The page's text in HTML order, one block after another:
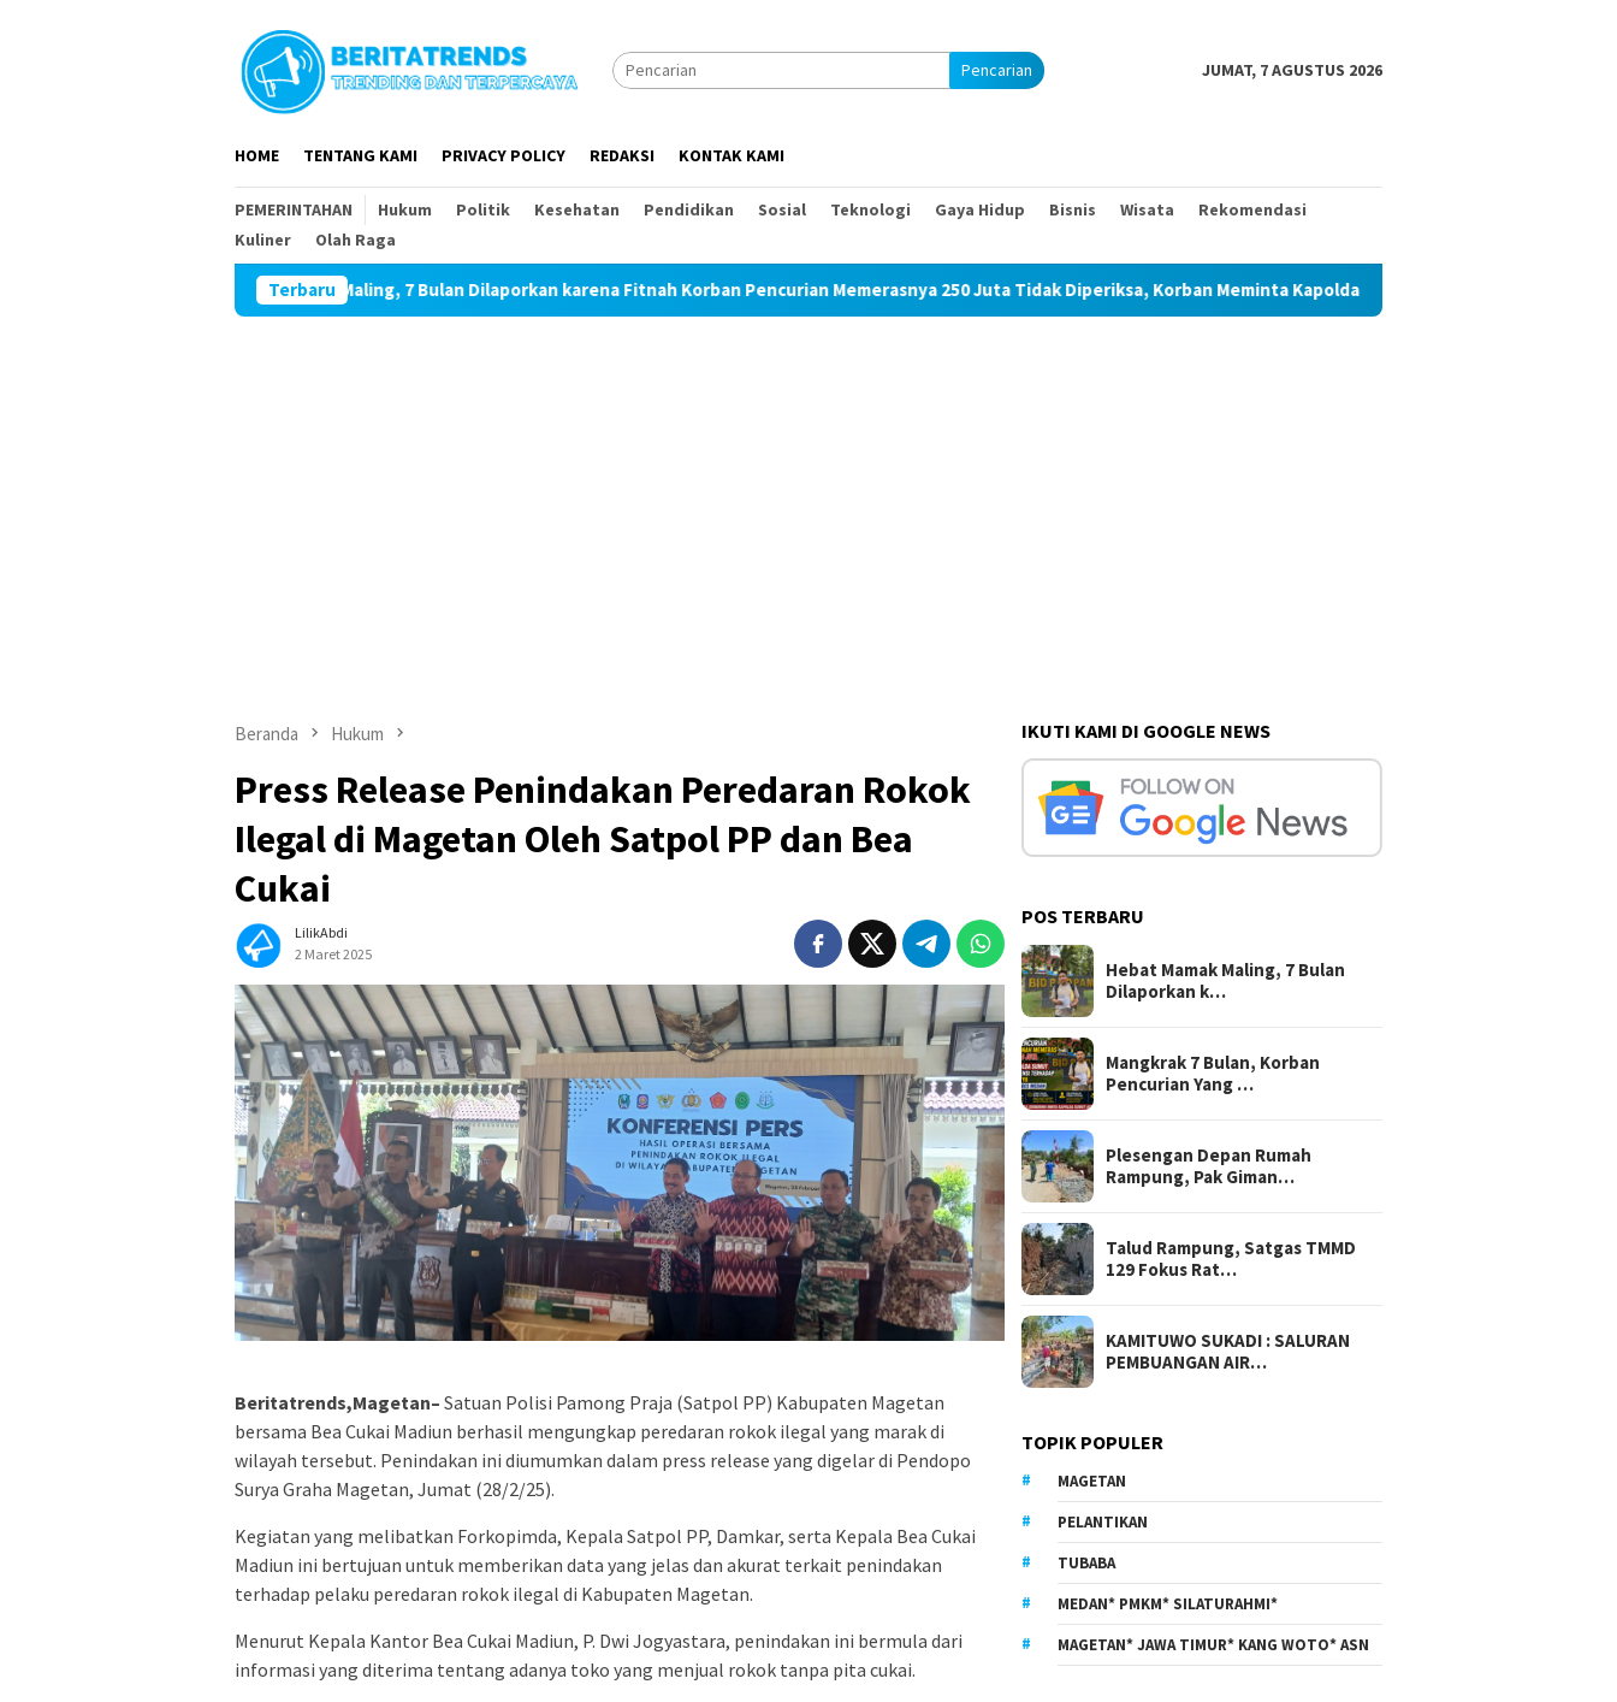
Pencarian JUMAT, 7 AGUSTUS 2026
HOME TENTANG KAMI PRIVACY POLICY REDAKSI KONTAK KAMI
PEMERINTAHAN Hukum Politik Kesehatan Pendidikan Sosial Teknologi Gaya Hidup Bisnis Wisata
Rekomendasi
Kuliner
Olah Raga
Terbaru
Hebat Mamak Maling, 7 Bulan Dilaporkan karena Fitnah Korban Pencurian Memerasnya 250 Juta Tidak Diperiksa, Korban Meminta Kapolda Sumut Memberikan Atensi
Beranda Hukum
Press Release Penindakan Peredaran Rokok
Ilegal di Magetan Oleh Satpol PP dan Bea
Cukai
LilikAbdi
2 Maret 2025
Beritatrends,Magetan– Satuan Polisi Pamong Praja (Satpol PP) Kabupaten Magetan
bersama Bea Cukai Madiun berhasil mengungkap peredaran rokok ilegal yang marak di
wilayah tersebut. Penindakan ini diumumkan dalam press release yang digelar di Pendopo
Surya Graha Magetan, Jumat (28/2/25).
Kegiatan yang melibatkan Forkopimda, Kepala Satpol PP, Damkar, serta Kepala Bea Cukai
Madiun ini bertujuan untuk memberikan data yang jelas dan akurat terkait penindakan
terhadap pelaku peredaran rokok ilegal di Kabupaten Magetan.
Menurut Kepala Kantor Bea Cukai Madiun, P. Dwi Jogyastara, penindakan ini bermula dari
informasi yang diterima tentang adanya toko yang menjual rokok tanpa pita cukai.
IKUTI KAMI DI GOOGLE NEWS
POS TERBARU
Hebat Mamak Maling, 7 Bulan
Dilaporkan k…
Mangkrak 7 Bulan, Korban
Pencurian Yang …
Plesengan Depan Rumah
Rampung, Pak Giman…
Talud Rampung, Satgas TMMD
129 Fokus Rat…
KAMITUWO SUKADI : SALURAN
PEMBUANGAN AIR…
TOPIK POPULER
MAGETAN
PELANTIKAN
TUBABA
MEDAN* PMKM* SILATURAHMI*
MAGETAN* JAWA TIMUR* KANG WOTO* ASN